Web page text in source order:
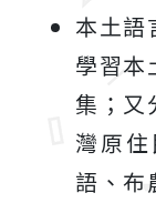
本土語
學習本
集；又
灣原
語、布